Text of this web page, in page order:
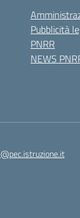
Pubblicità
PNRR
NEWS